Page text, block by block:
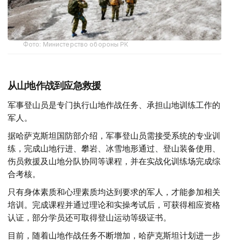
Фото: Министерство обороны РК
从山地作战到应急救援
军事登山员是专门执行山地作战任务、承担山地训练工作的
军人。
据哈萨克斯坦国防部介绍，军事登山员需接受系统的专业训
练，完成山地行进、攀岩、冰雪地形通过、登山装备使用、
伤员救援及山地分队协同等课程，并在实战化训练场完成综
合考核。
只有身体素质和心理素质均达到要求的军人，才能参加相关
培训。完成课程并通过理论和实操考试后，可获得相应资格
认证，部分学员还可取得登山运动等级证书。
目前，随着山地作战任务不断增加，哈萨克斯坦计划进一步